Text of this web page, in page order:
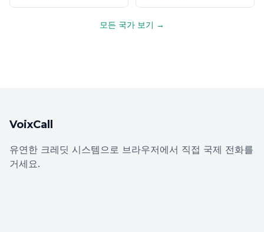
모든 국가 보기 →
VoixCall
유연한 크레딧 시스템으로 브라우저에서 직접 국제 전화를
거세요.